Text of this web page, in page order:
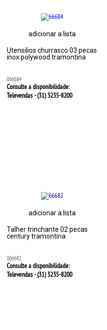
adicionar a lista
Utensilios churrasco 03 pecas
inox polywood tramontina
066684
Consulte a disponibilidade:
Televendas - (31)3235-8200
adicionar a lista
Talher trinchante 02 pecas
century tramontina
066682
Consulte a disponibilidade:
Televendas - (31)3235-8200